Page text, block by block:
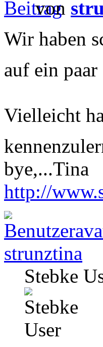
von
Wir haben
auf ein
Vielleicht
bye,...Tina
http://
strunztina
Stebke